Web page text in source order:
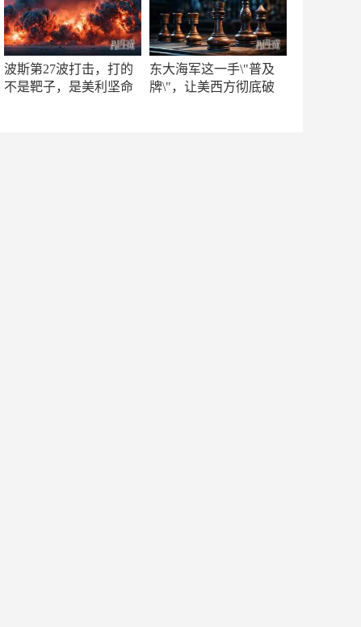
波斯第27波打击，打的
不是靶子，是美利坚命
东大海军这一手\"普及
牌\"，让美西方彻底破